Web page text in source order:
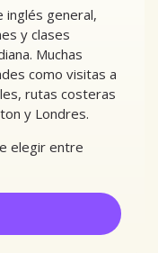
inglés general,
y clases
Muchas
como visitas a
rutas costeras
y Londres.
elegir entre